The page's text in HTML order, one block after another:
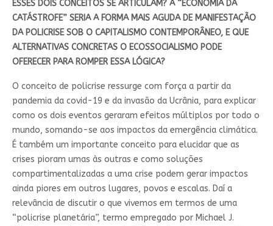
ESSES DOIS CONCEITOS SE ARTICULAM? A “ECONOMIA DA
CATÁSTROFE” SERIA A FORMA MAIS AGUDA DE MANIFESTAÇÃO
DA POLICRISE SOB O CAPITALISMO CONTEMPORÂNEO, E QUE
ALTERNATIVAS CONCRETAS O ECOSSOCIALISMO PODE
OFERECER PARA ROMPER ESSA LÓGICA?
O conceito de policrise ressurge com força a partir da
pandemia da covid-19 e da invasão da Ucrânia, para explicar
como os dois eventos geraram efeitos múltiplos por todo o
mundo, somando-se aos impactos da emergência climática.
É também um importante conceito para elucidar que as
crises pioram umas às outras e como soluções
compartimentalizadas a uma crise podem gerar impactos
ainda piores em outros lugares, povos e escalas. Daí a
relevância de discutir o que vivemos em termos de uma
“policrise planetária”, termo empregado por Michael J.